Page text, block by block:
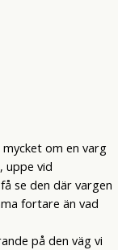
om en varg
uppe vid
se den där vargen
fortare än vad
på den väg vi